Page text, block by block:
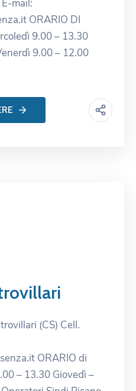
mail:
ORARIO DI
9.00 – 13.30
9.00 – 12.00
(CS) Cell.
ORARIO di
– 13.30 Giovedì –